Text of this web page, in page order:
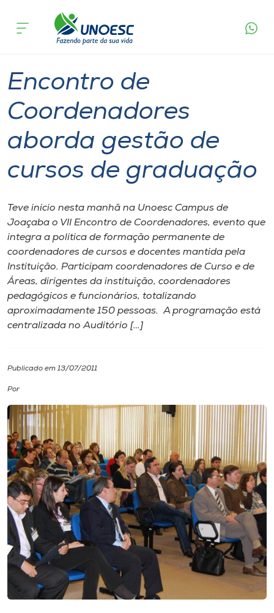
Cursos
Pesquisa
Atendimento ao Estudante
Portal de Ensino
A
Unoesc
Internacionalização
I.nova
Cultura
CPA
Biblioteca
Editora
Rádio
Museu
Unoesc
acontece
Encontro de
Coordenadores
aborda gestão de
cursos de graduação
Teve início nesta manhã na Unoesc Campus de
Joaçaba o VII Encontro de Coordenadores, evento que
integra a política de formação permanente de
coordenadores de cursos e docentes mantida pela
Instituição. Participam coordenadores de Curso e de
Áreas, dirigentes da instituição, coordenadores
pedagógicos e funcionários, totalizando
aproximadamente 150 pessoas. A programação está
centralizada no Auditório […]
Publicado em 13/07/2011
Por